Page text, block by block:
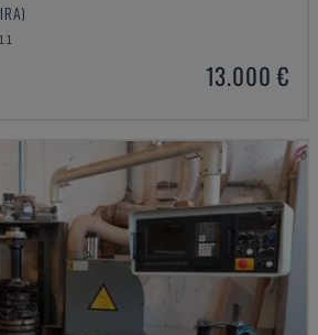
13.000 €